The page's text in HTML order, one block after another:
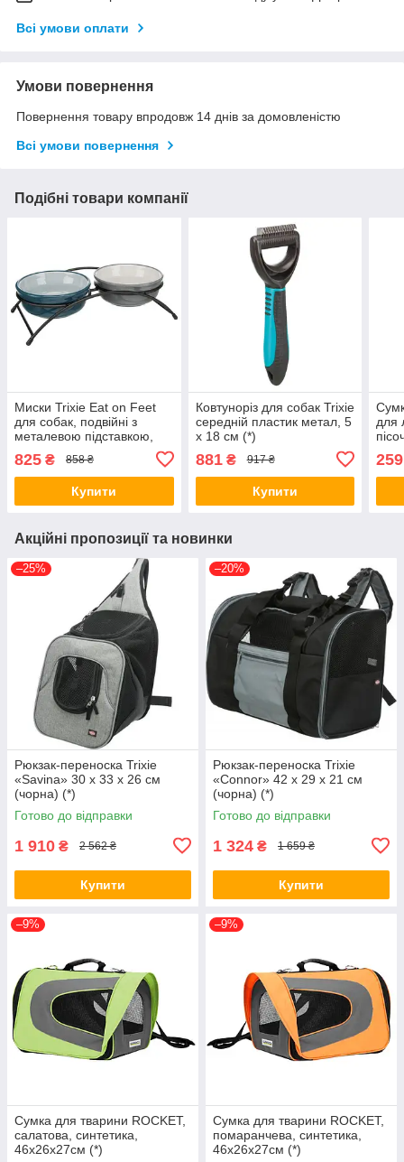
Всі умови оплати
Умови повернення
Повернення товару впродовж 14 днів за домовленістю
Всі умови повернення
Подібні товари компанії
Миски Trixie Eat on Feet
для собак, подвійні з
металевою підставкою,
керамічні, 13 см, 2х250 мл
(*)
825 ₴ 858 ₴
Купити
Ковтуноріз для собак Trixie
середній пластик метал, 5
х 18 см (*)
881₴ 917 ₴
Купити
для
259
Акційні пропозиції та новинки
–25%
Рюкзак-переноска Trixie
«Savina» 30 x 33 x 26 см
(чорна) (*)
Готово до відправки
1 910 ₴ 2 562 ₴
Купити
–20%
Рюкзак-переноска Trixie
«Connor» 42 x 29 x 21 см
(чорна) (*)
Готово до відправки
1 324 ₴ 1 659 ₴
Купити
–9%
Сумка для тварини ROCKET,
салатова, синтетика,
46х26х27см (*)
–9%
Сумка для тварини ROCKET,
помаранчева, синтетика,
46х26х27см (*)